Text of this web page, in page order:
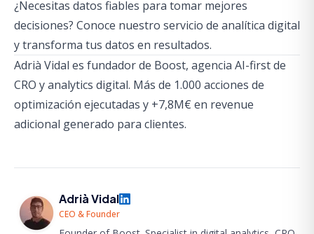
¿Necesitas datos fiables para tomar mejores
decisiones? Conoce nuestro servicio de analítica digital
y transforma tus datos en resultados.
Adrià Vidal es fundador de Boost, agencia AI-first de
CRO y analytics digital. Más de 1.000 acciones de
optimización ejecutadas y +7,8M€ en revenue
adicional generado para clientes.
Adrià Vidal
CEO & Founder